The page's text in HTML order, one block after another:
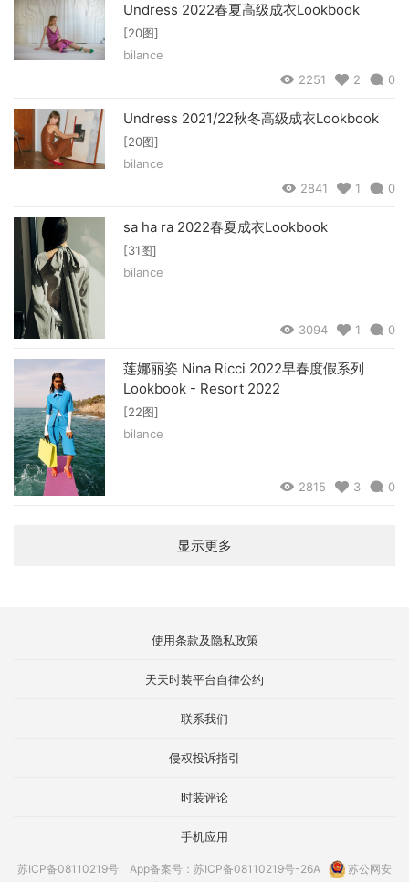
Undress 2022春夏高级成衣Lookbook
[20图]
bilance
2251
2 0
Undress 2021/22秋冬高级成衣Lookbook
[20图]
bilance
2841
1 0
sa ha ra 2022春夏成衣Lookbook
[31图]
bilance
3094 1 0
莲娜丽姿 Nina Ricci 2022早春度假系列
Lookbook - Resort 2022
[22图]
bilance
2815 3 0
显示更多
使用条款及隐私政策
天天时装平台自律公约
联系我们
侵权投诉指引
时装评论
手机应用
苏ICP备08110219号 App备案号：苏ICP备08110219号-26A
苏公网安